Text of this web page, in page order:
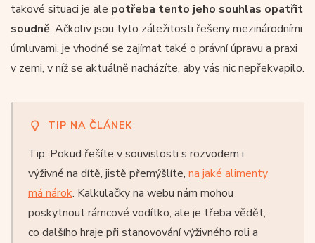
takové situaci je ale potřeba tento jeho souhlas opatřit
soudně. Ačkoliv jsou tyto záležitosti řešeny mezinárodními
úmluvami, je vhodné se zajímat také o právní úpravu a praxi
v zemi, v níž se aktuálně nacházíte, aby vás nic nepřekvapilo.
TIP NA ČLÁNEK
Tip: Pokud řešíte v souvislosti s rozvodem i
výživné na dítě, jistě přemýšlíte, na jaké alimenty
má nárok. Kalkulačky na webu nám mohou
poskytnout rámcové vodítko, ale je třeba vědět,
co dalšího hraje při stanovování výživného roli a